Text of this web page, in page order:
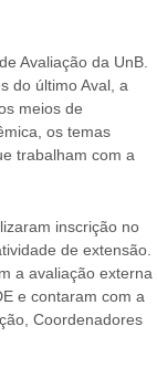
Avaliação da UnB.
do último Aval, a
meios de
os temas
trabalham com a
inscrição no
de extensão.
a avaliação externa
e contaram com a
Coordenadores